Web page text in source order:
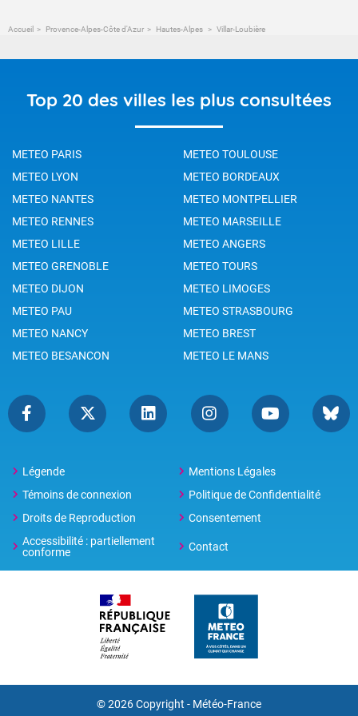
Accueil Provence-Alpes-Côte d'Azur Hautes-Alpes Villar-Loubière
Top 20 des villes les plus consultées
METEO PARIS
METEO TOULOUSE
METEO LYON
METEO BORDEAUX
METEO NANTES
METEO MONTPELLIER
METEO RENNES
METEO MARSEILLE
METEO LILLE
METEO ANGERS
METEO GRENOBLE
METEO TOURS
METEO DIJON
METEO LIMOGES
METEO PAU
METEO STRASBOURG
METEO NANCY
METEO BREST
METEO BESANCON
METEO LE MANS
Légende
Mentions Légales
Témoins de connexion
Politique de Confidentialité
Droits de Reproduction
Consentement
Accessibilité : partiellement
conforme
Contact
© 2026 Copyright - Météo-France